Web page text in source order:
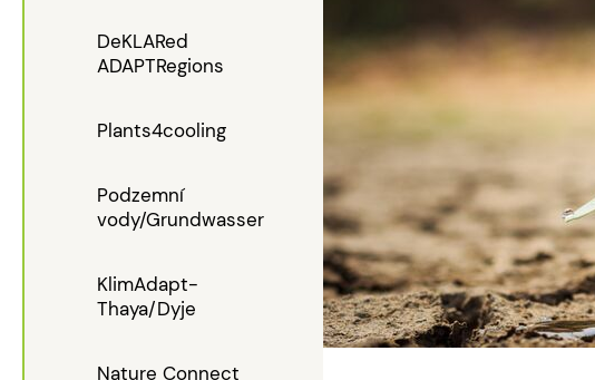
DeKLARed
ADAPTRegions
Plants4cooling
Podzemní
vody/Grundwasser
KlimAdapt-
Thaya/Dyje
Nature Connect